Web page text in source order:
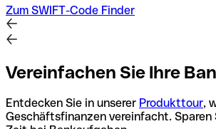
Zum SWIFT-Code Finder
Vereinfachen Sie Ihre
Entdecken Sie in unserer Produkttour,
Geschäftsfinanzen vereinfacht. Sparen